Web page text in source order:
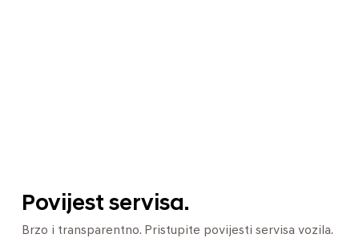
Povijest servisa.
Brzo i transparentno. Pristupite povijesti servisa vozila.